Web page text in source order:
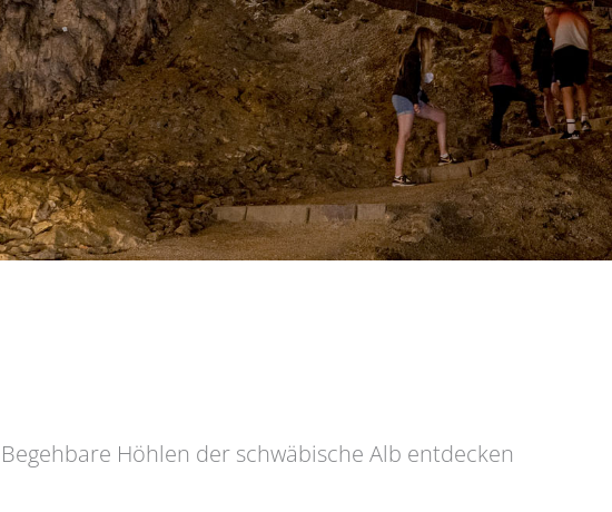
Begehbare Höhlen der schwäbische Alb entdecken